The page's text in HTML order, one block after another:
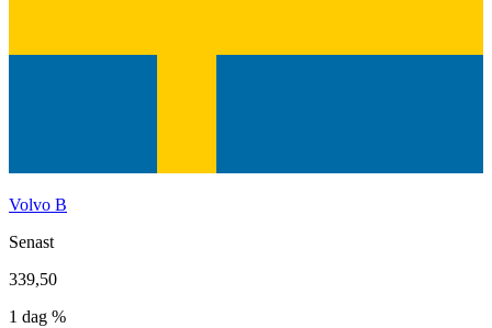
Volvo B
Senast
339,50
1 dag %